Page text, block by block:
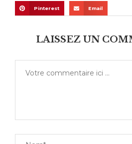
Pinterest Email
LAISSEZ UN